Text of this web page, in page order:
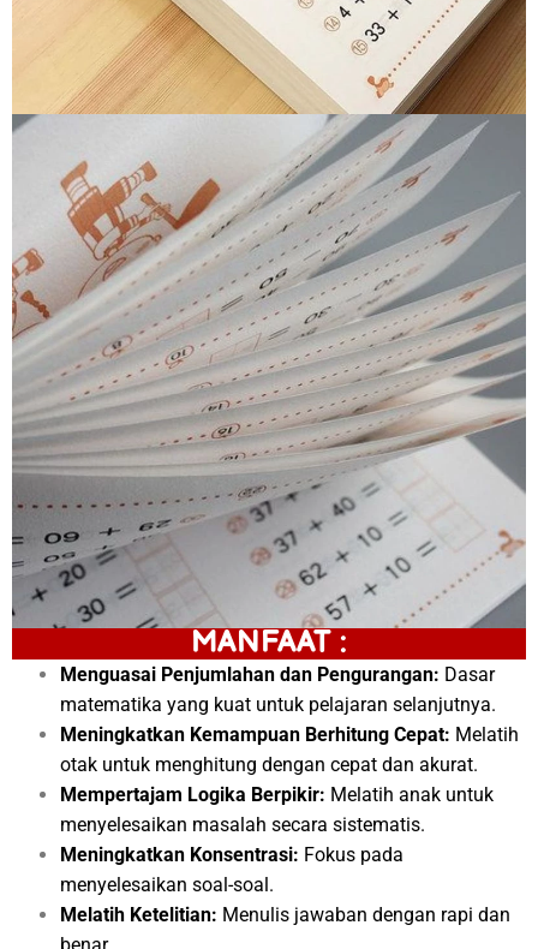
MANFAAT :
Menguasai Penjumlahan dan Pengurangan: Dasar
matematika yang kuat untuk pelajaran selanjutnya.
Meningkatkan Kemampuan Berhitung Cepat: Melatih
otak untuk menghitung dengan cepat dan akurat.
Mempertajam Logika Berpikir: Melatih anak untuk
menyelesaikan masalah secara sistematis.
Meningkatkan Konsentrasi: Fokus pada
menyelesaikan soal-soal.
Melatih Ketelitian: Menulis jawaban dengan rapi dan